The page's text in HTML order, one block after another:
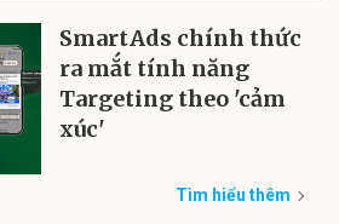
SmartAds chính thức
ra mắt tính năng
Targeting theo 'cảm
xúc'
Tìm hiểu thêm